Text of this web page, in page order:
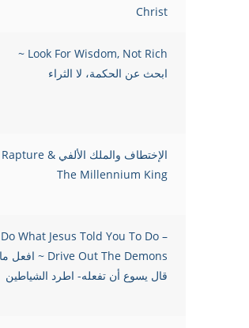
Christ
Look For Wisdom, Not Rich ~
ابحث عن الحكمة، لا الثراء
الإختطاف والملك الألفي Rapture &
The Millennium King
Do What Jesus Told You To Do –
Drive Out The Demons ~ افعل ما
قال يسوع أن تفعله- اطرد الشياطين